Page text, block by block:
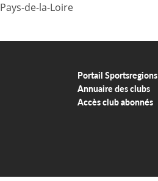
Pays-de-la-Loire
Portail Sportsregions
Annuaire des clubs
Accès club abonnés